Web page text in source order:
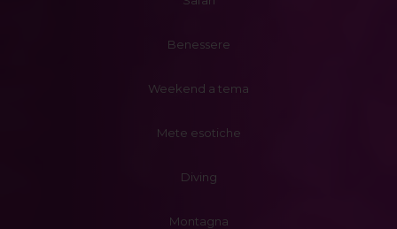
Benessere
Weekend a tema
Mete esotiche
Diving
Montagna